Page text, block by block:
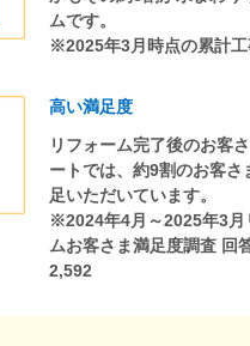
ムです。
※2025年3月時点の累計
高い満足度
リフォーム完了後のお客
ートでは、約9割のお客さ
足いただいています。
※2024年4月～2025年3月
ムお客さま満足度調査 回
2,592